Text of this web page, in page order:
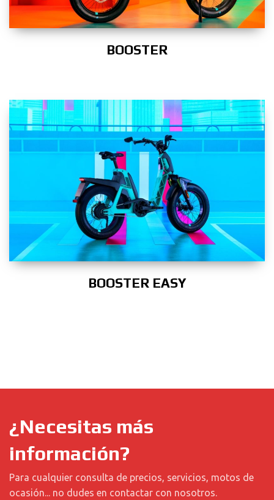
BOOSTER
BOOSTER EASY
¿Necesitas más
información?
Para cualquier consulta de precios, servicios, motos de
ocasión... no dudes en contactar con nosotros.